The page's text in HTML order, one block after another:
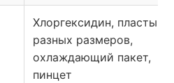
Хлоргексидин, пластыри
разных размеров,
охлаждающий пакет,
пинцет